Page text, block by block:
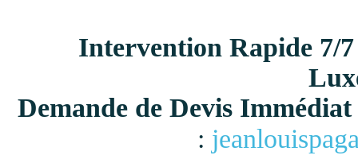
Intervention Rapide 7/
Demande de Devis
: